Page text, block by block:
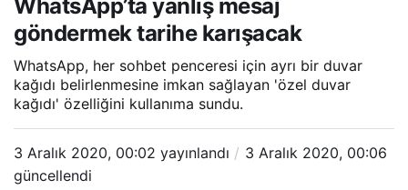
WhatsApp’ta yanlış mesaj
göndermek tarihe karışacak
WhatsApp, her sohbet penceresi için ayrı bir duvar
kağıdı belirlenmesine imkan sağlayan 'özel duvar
kağıdı' özelliğini kullanıma sundu.
3 Aralık 2020, 00:02 yayınlandı
3 Aralık 2020, 00:06
güncellendi